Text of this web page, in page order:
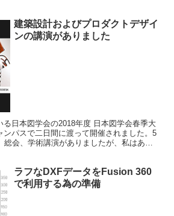
建築設計およびプロダクトデザイ
ンの講演がありました
る日本図学会の2018年度 日本図学会春季大
ンパスで二日間に渡って開催されました。5
総会、学術講演がありましたが、私はあい
ラフなDXFデータをFusion 360
で利用する為の準備